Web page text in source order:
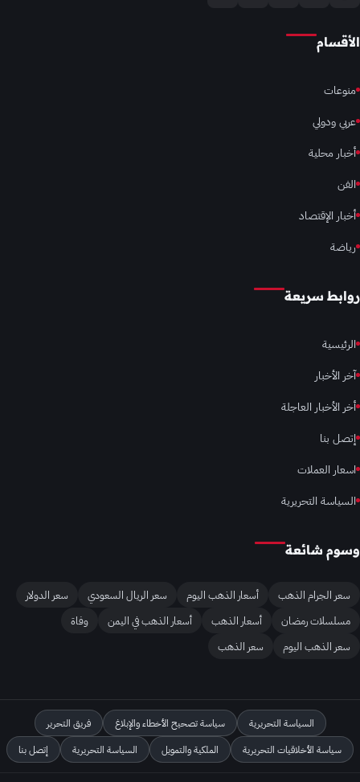
الأقسام
منوعات
عربي ودولي
أخبار محلية
الفن
أخبار الإقتصاد
رياضة
روابط سريعة
الرئيسية
آخر الأخبار
أخر الأخبار العاجلة
إتصل بنا
اسعار العملات
السياسة التحريرية
وسوم شائعة
سعر الجرام الذهب أسعار الذهب اليوم سعر الريال السعودي
سعر الدولار
مسلسلات رمضان
أسعار الذهب أسعار الذهب في اليمن
وفاة
سعر الذهب اليوم
سعر الذهب
السياسة التحريرية سياسة تصحيح الأخطاء والإبلاغ
فريق التحرير
سياسة الأخلاقيات التحريرية
الملكية والتمويل السياسة التحريرية إتصل بنا